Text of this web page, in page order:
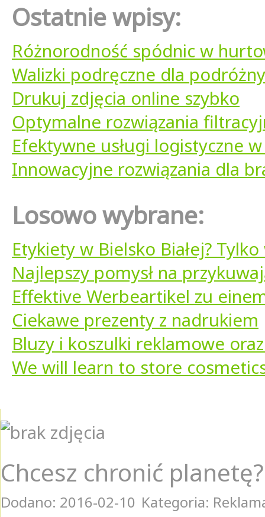
Ostatnie wpisy:
Różnorodność spódnic w
Walizki podręczne dla
Drukuj zdjęcia online szybko
Optymalne rozwiązania
Efektywne usługi logistyczne
Innowacyjne rozwiązania dla
Losowo wybrane:
Etykiety w Bielsko Białej?
Najlepszy pomysł na
Effektive Werbeartikel zu
Ciekawe prezenty z nadrukiem
Bluzy i koszulki reklamowe
We will learn to store
Chcesz chronić
Dodano: 2016-02-10 Kategoria: